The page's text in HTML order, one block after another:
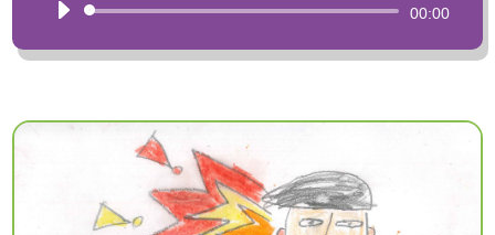
Reproductor
00:00